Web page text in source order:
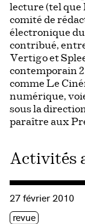
lecture (tel que
comité de
électronique
contribué,
Vertigo et
contemporain
comme Le
numérique,
sous la
paraître aux
Activités
Consulter «
27 février 2010
Étiquette(s)
revue